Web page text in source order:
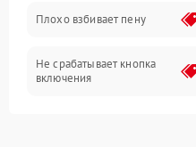
Программное обеспечение
Плохо взбивает пену
Не срабатывает кнопка
включения